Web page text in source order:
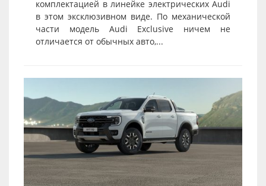
комплектацией в линейке электрических Audi
в этом эксклюзивном виде. По механической
части модель Audi Exclusive ничем не
отличается от обычных авто,...